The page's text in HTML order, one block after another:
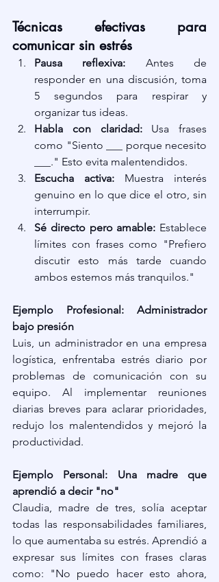
Técnicas efectivas para
comunicar sin estrés
Pausa reflexiva: Antes de
responder en una discusión, toma
5 segundos para respirar y
organizar tus ideas.
Habla con claridad: Usa frases
como "Siento ___ porque necesito
___." Esto evita malentendidos.
Escucha activa: Muestra interés
genuino en lo que dice el otro, sin
interrumpir.
Sé directo pero amable: Establece
límites con frases como "Prefiero
discutir esto más tarde cuando
ambos estemos más tranquilos."
Ejemplo Profesional: Administrador
bajo presión
Luis, un administrador en una empresa
logística, enfrentaba estrés diario por
problemas de comunicación con su
equipo. Al implementar reuniones
diarias breves para aclarar prioridades,
redujo los malentendidos y mejoró la
productividad.
Ejemplo Personal: Una madre que
aprendió a decir "no"
Claudia, madre de tres, solía aceptar
todas las responsabilidades familiares,
lo que aumentaba su estrés. Aprendió a
expresar sus límites con frases claras
como: "No puedo hacer esto ahora,